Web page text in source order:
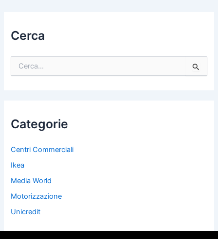
Cerca
Categorie
Centri Commerciali
Ikea
Media World
Motorizzazione
Unicredit